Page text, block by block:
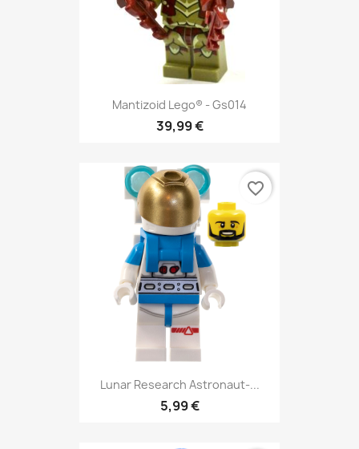
Mantizoid Lego® - Gs014
39,99 €
Lunar Research Astronaut-...
5,99 €
favorite_border